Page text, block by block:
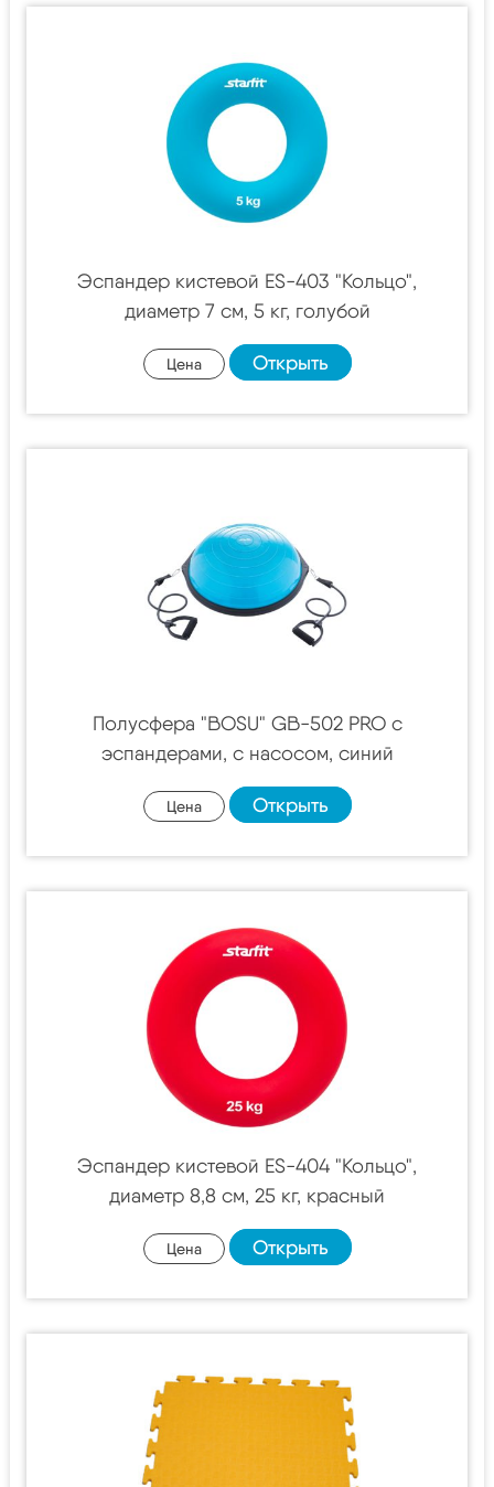
Эспандер кистевой ES-403 "Кольцо",
диаметр 7 см, 5 кг, голубой
Цена Открыть
Полусфера "BOSU" GB-502 PRO с
эспандерами, с насосом, синий
Цена Открыть
Эспандер кистевой ES-404 "Кольцо",
диаметр 8,8 см, 25 кг, красный
Цена Открыть